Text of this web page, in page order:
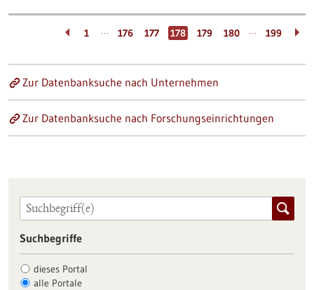
1 … 176 177 178 179 180 … 199
Zur Datenbanksuche nach Unternehmen
Zur Datenbanksuche nach Forschungseinrichtungen
Suchbegriffe
dieses Portal
alle Portale